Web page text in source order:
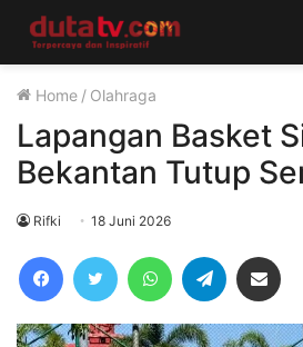
Home / Olahraga
Lapangan Basket
Bekantan Tutup
Rifki 18 Juni 2026
FacebookTwitter WhatsAppTelegram